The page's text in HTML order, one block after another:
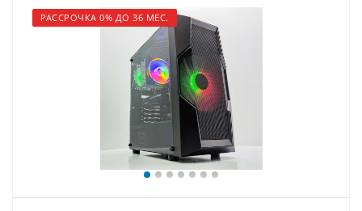
РАССРОЧКА 0% ДО 36 МЕС.